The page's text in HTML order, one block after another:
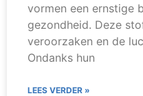
vormen een ernstige
gezondheid. Deze
veroorzaken en de
Ondanks hun
LEES VERDER »